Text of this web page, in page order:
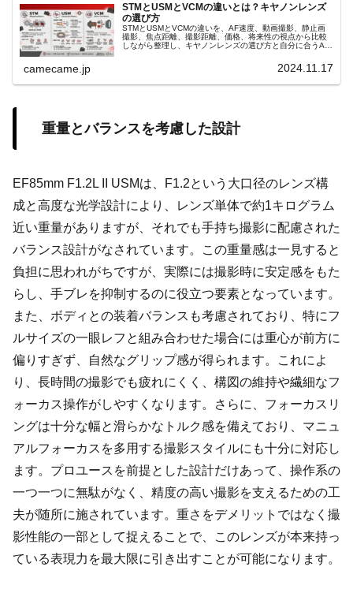
STMとUSMとVCMの違いとは？キヤノンレンズ
の選び方
STMとUSMとVCMの違いを、AF速度、動画撮影、静止画
撮影、焦点距離、撮影距離、価格、将来性の視点から比較
しながら整理し、キヤノンレンズの選び方と自分に合うAF
camecame.jp 2024.11.17
重量とバランスを考慮した設計
EF85mm F1.2L II USMは、F1.2という大口径のレンズ構
成と高度な光学設計により、レンズ単体で約1キログラム
近い重量がありますが、それでも手持ち撮影に配慮された
バランス設計がなされています。この重量感は一見すると
負担に思われがちですが、実際には撮影時に安定感をもた
らし、手ブレを抑制するのに役立つ要素となっています。
また、ボディとの装着バランスも考慮されており、特にフ
ルサイズの一眼レフと組み合わせた場合には重心が前方に
偏りすぎず、自然なグリップ感が得られます。これによ
り、長時間の撮影でも疲れにくく、構図の維持や繊細なフ
ォーカス操作がしやすくなります。さらに、フォーカスリ
ングは十分な幅と滑らかなトルク感を備えており、マニュ
アルフォーカスを多用する撮影スタイルにも十分に対応し
ます。プロユースを前提とした設計だけあって、操作系の
一つ一つに無駄がなく、精度の高い撮影を支えるための工
夫が随所に施されています。重さをデメリットではなく撮
影性能の一部として捉えることで、このレンズが本来持っ
ている表現力を最大限に引き出すことが可能になります。